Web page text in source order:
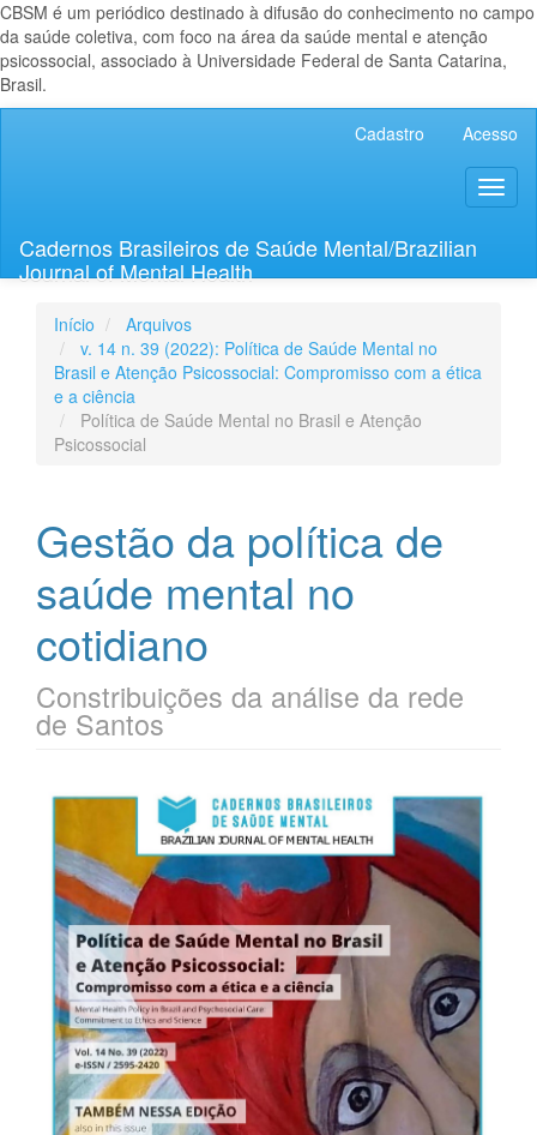
CBSM é um periódico destinado à difusão do conhecimento no campo
da saúde coletiva, com foco na área da saúde mental e atenção
psicossocial, associado à Universidade Federal de Santa Catarina,
Brasil.
Lateral
Cadastro Acesso
Cadernos Brasileiros de Saúde Mental/Brazilian
Journal of Mental Health
Início
Arquivos
v. 14 n. 39 (2022): Política de Saúde Mental no
Brasil e Atenção Psicossocial: Compromisso com a ética
e a ciência
Política de Saúde Mental no Brasil e Atenção
Psicossocial
Gestão da política de
saúde mental no
cotidiano
Constribuições da análise da rede
de Santos
Barra
lateral
de
artigos